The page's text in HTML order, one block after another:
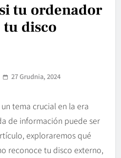
tu ordenador
disco
27 Grudnia, 2024
tema crucial en la era
de información puede ser
exploraremos qué
reconoce tu disco externo,